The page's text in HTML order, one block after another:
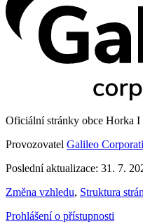
Oficiální stránky obce Horka
Provozovatel Galileo
Poslední aktualizace: 31. 7.
Změna vzhledu, Struktura
Prohlášení o přístupnosti